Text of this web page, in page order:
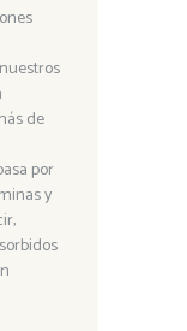
de
por
y